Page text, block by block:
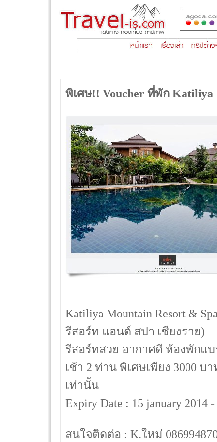
พิเศษ!! Voucher ที่พัก Katiliya
Katiliya Mountain Resort &
รีสอร์ท แอนด์ สปา เชียงราย)
รีสอร์ทสวย อากาศดี ห้องพักแ
เช้า 2 ท่าน พิเศษเพียง 3000 บา
เท่านั้น
Expiry Date : 15 january 2014
สนใจติดต่อ : K.ใหม่